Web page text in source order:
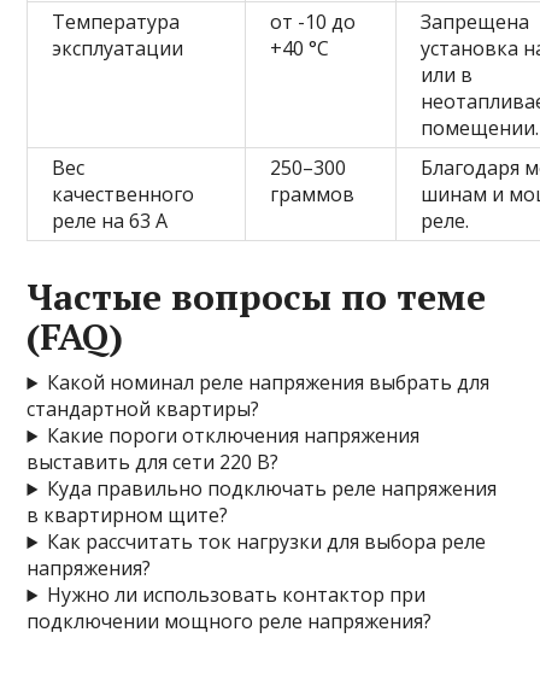
Температура
эксплуатации
от -10 до
+40 °C
Запрещена
установка
или в
помещении.
Вес
качественного
реле на 63 А
250–300
граммов
Благодаря
шинам и
реле.
Частые вопросы по теме
(FAQ)
Какой номинал реле напряжения выбрать для
стандартной квартиры?
Какие пороги отключения напряжения
выставить для сети 220 В?
Куда правильно подключать реле напряжения
в квартирном щите?
Как рассчитать ток нагрузки для выбора реле
напряжения?
Нужно ли использовать контактор при
подключении мощного реле напряжения?